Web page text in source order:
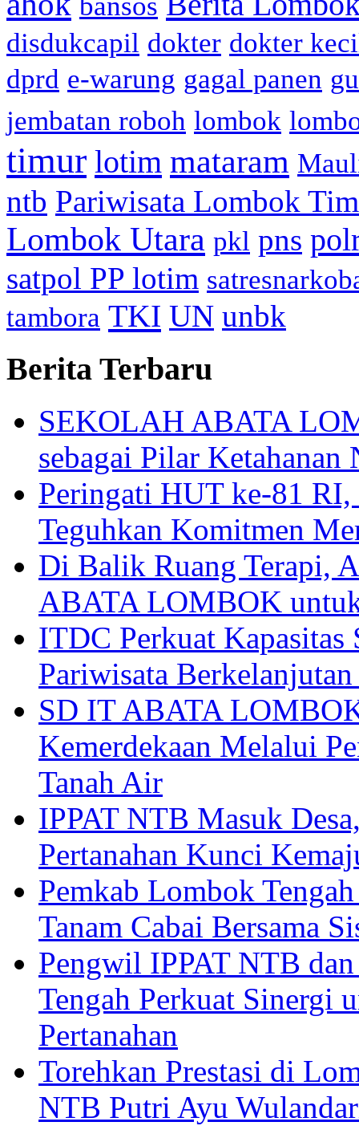
disdukcapil dokter dokter
dprd e-warung gagal panen
jembatan roboh lombok
timur lotim mataram
ntb Pariwisata Lombok
Lombok Utara pkl pns
satpol PP lotim
tambora TKI UN unbk
Berita Terbaru
SEKOLAH ABATA
sebagai Pilar Ketahanan
Peringati HUT ke-81
Teguhkan Komitmen
Di Balik Ruang Terapi,
ABATA LOMBOK
ITDC Perkuat
Pariwisata
SD IT ABATA
Kemerdekaan Melalui
Tanah Air
IPPAT NTB Masuk
Pertanahan Kunci
Pemkab Lombok
Tanam Cabai Bersama
Pengwil IPPAT NTB
Tengah Perkuat Sinergi
Pertanahan
Torehkan Prestasi di
NTB Putri Ayu